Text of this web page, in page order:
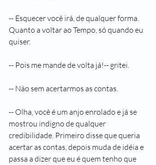
-- Esquecer você irá, de qualquer forma.
Quanto a voltar ao Tempo, só quando eu
quiser.
-- Pois me mande de volta já!-- gritei.
-- Não sem acertarmos as contas.
-- Olha, você é um anjo enrolado e já se
mostrou indigno de qualquer
credibilidade. Primeiro disse que queria
acertar as contas, depois muda de idéia e
passa a dizer que eu é quem tenho que